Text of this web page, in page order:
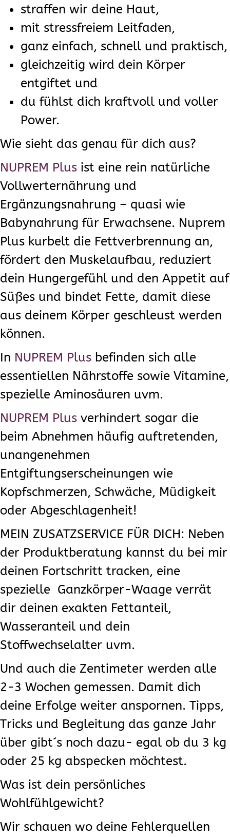
straffen wir deine Haut,
mit stressfreiem Leitfaden,
ganz einfach, schnell und praktisch,
gleichzeitig wird dein Körper
entgiftet und
du fühlst dich kraftvoll und voller
Power.
Wie sieht das genau für dich aus?
NUPREM Plus ist eine rein natürliche
Vollwerternährung und
Ergänzungsnahrung – quasi wie
Babynahrung für Erwachsene. Nuprem
Plus kurbelt die Fettverbrennung an,
fördert den Muskelaufbau, reduziert
dein Hungergefühl und den Appetit auf
Süßes und bindet Fette, damit diese
aus deinem Körper geschleust werden
können.
In NUPREM Plus befinden sich alle
essentiellen Nährstoffe sowie Vitamine,
spezielle Aminosäuren uvm.
NUPREM Plus verhindert sogar die
beim Abnehmen häufig auftretenden,
unangenehmen
Entgiftungserscheinungen wie
Kopfschmerzen, Schwäche, Müdigkeit
oder Abgeschlagenheit!
MEIN ZUSATZSERVICE FÜR DICH: Neben
der Produktberatung kannst du bei mir
deinen Fortschritt tracken, eine
spezielle Ganzkörper-Waage verrät
dir deinen exakten Fettanteil,
Wasseranteil und dein
Stoffwechselalter uvm.
Und auch die Zentimeter werden alle
2-3 Wochen gemessen. Damit dich
deine Erfolge weiter anspornen. Tipps,
Tricks und Begleitung das ganze Jahr
über gibt´s noch dazu- egal ob du 3 kg
oder 25 kg abspecken möchtest.
Was ist dein persönliches
Wohlfühlgewicht?
Wir schauen wo deine Fehlerquellen